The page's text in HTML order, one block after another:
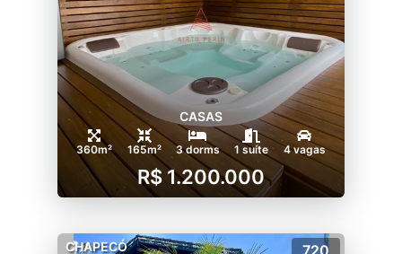
CASAS
360m² 165m² 3 dorms 1 suíte 4 vagas
R$ 1.200.000
CHAPECÓ